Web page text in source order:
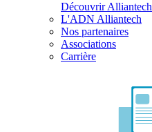
Découvrir Alliantech
L'ADN Alliantech
Nos partenaires
Associations
Carrière